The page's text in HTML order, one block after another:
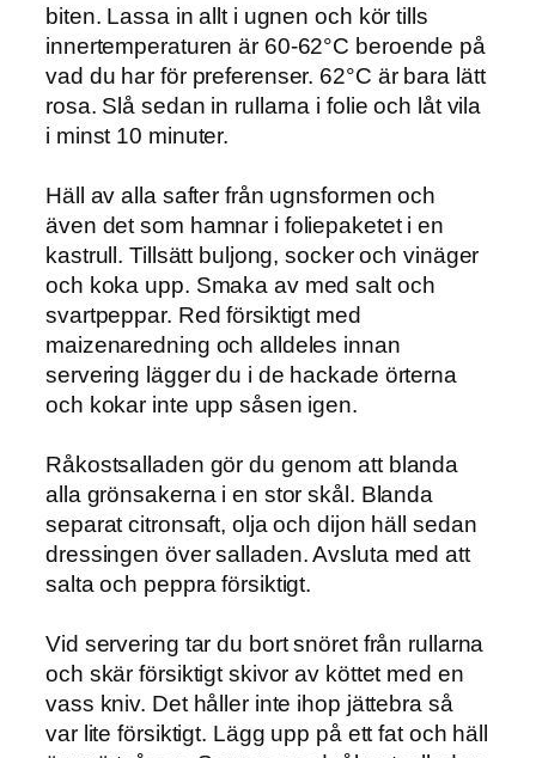
biten. Lassa in allt i ugnen och kör tills
innertemperaturen är 60-62°C beroende på
vad du har för preferenser. 62°C är bara lätt
rosa. Slå sedan in rullarna i folie och låt vila
i minst 10 minuter.
Häll av alla safter från ugnsformen och
även det som hamnar i foliepaketet i en
kastrull. Tillsätt buljong, socker och vinäger
och koka upp. Smaka av med salt och
svartpeppar. Red försiktigt med
maizenaredning och alldeles innan
servering lägger du i de hackade örterna
och kokar inte upp såsen igen.
Råkostsalladen gör du genom att blanda
alla grönsakerna i en stor skål. Blanda
separat citronsaft, olja och dijon häll sedan
dressingen över salladen. Avsluta med att
salta och peppra försiktigt.
Vid servering tar du bort snöret från rullarna
och skär försiktigt skivor av köttet med en
vass kniv. Det håller inte ihop jättebra så
var lite försiktigt. Lägg upp på ett fat och häll